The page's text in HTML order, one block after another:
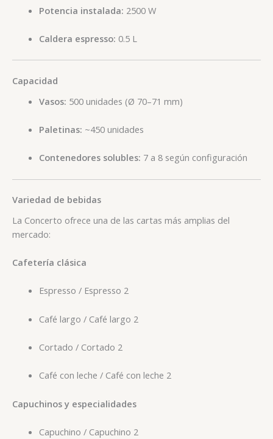
Potencia instalada: 2500 W
Caldera espresso: 0.5 L
Capacidad
Vasos: 500 unidades (Ø 70–71 mm)
Paletinas: ~450 unidades
Contenedores solubles: 7 a 8 según configuración
Variedad de bebidas
La Concerto ofrece una de las cartas más amplias del
mercado:
Cafetería clásica
Espresso / Espresso 2
Café largo / Café largo 2
Cortado / Cortado 2
Café con leche / Café con leche 2
Capuchinos y especialidades
Capuchino / Capuchino 2